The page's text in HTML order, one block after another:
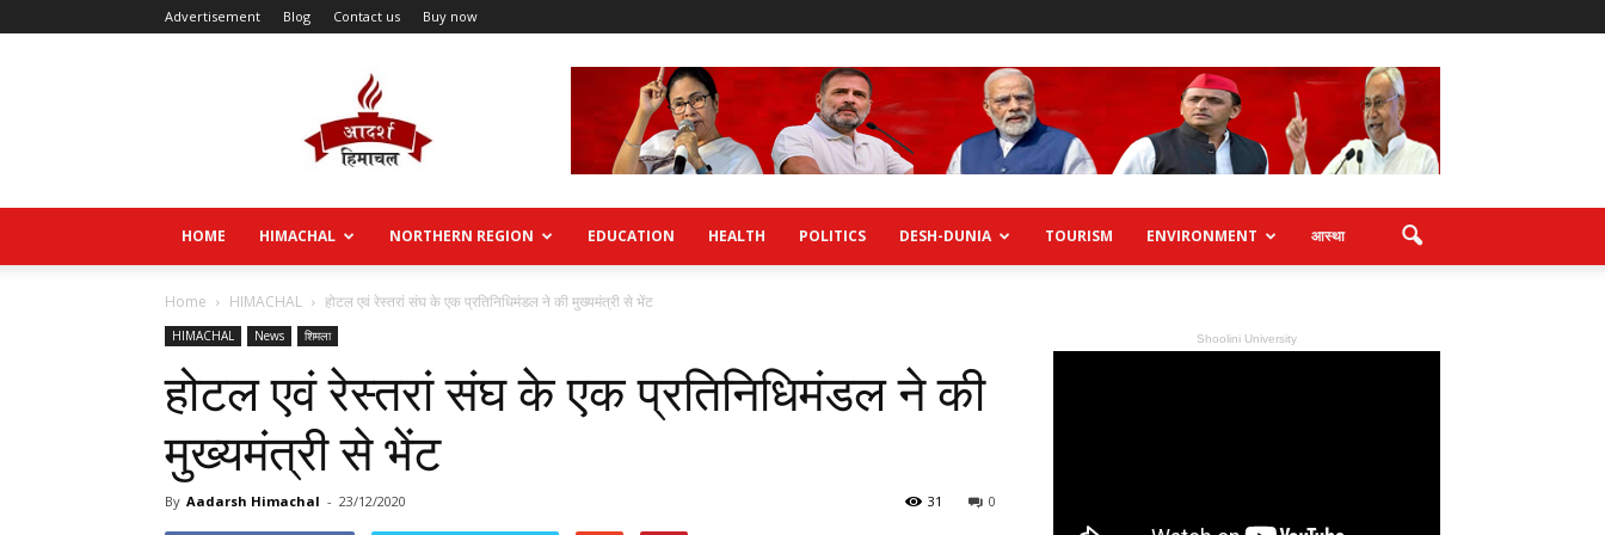
Advertisement Blog Contact us Buy now
HOME HIMACHAL NORTHERN REGION EDUCATION HEALTH POLITICS DESH-DUNIA TOURISM ENVIRONMENT आस्था
Home HIMACHAL होटल एवं रेस्तरां संघ के एक प्रतिनिधिमंडल ने की मुख्यमंत्री से भेंट
HIMACHAL News शिमला
होटल एवं रेस्तरां संघ के एक प्रतिनिधिमंडल ने की
मुख्यमंत्री से भेंट
By Aadarsh Himachal - 23/12/2020 0
31
Shoolini University